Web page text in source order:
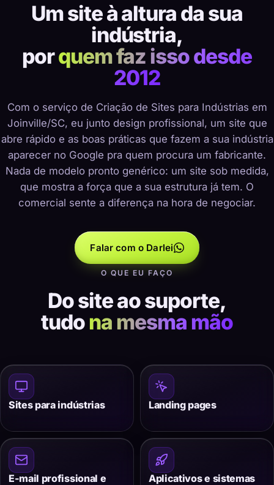
Um site à altura da sua
indústria,
porquem faz isso desde
2012
Com o serviço de Criação de Sites para Indústrias em
Joinville/SC, eu junto design profissional, um site que
abre rápido e as boas práticas que fazem a sua indústria
aparecer no Google pra quem procura um fabricante.
Nada de modelo pronto genérico: um site sob medida,
que mostra a força que a sua estrutura já tem. O
comercial sente a diferença na hora de negociar.
Falar com o Darlei
O QUE EU FAÇO
Do site ao suporte,
tudona mesma mão
Sites para indústrias Landing pages
E-mail profissional e
Aplicativos e sistemas